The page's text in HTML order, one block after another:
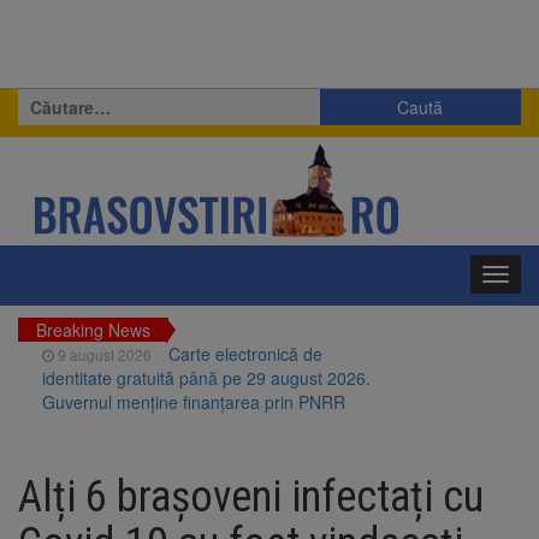
Caută
după:
Breaking News
9 august 2026
Carte electronică de
identitate gratuită până pe 29 august 2026.
Guvernul menține finanțarea prin PNRR
Brașovului vor fi restaurate. Contractul de
finanțare a fost semnat
Alți 6 brașoveni infectați cu